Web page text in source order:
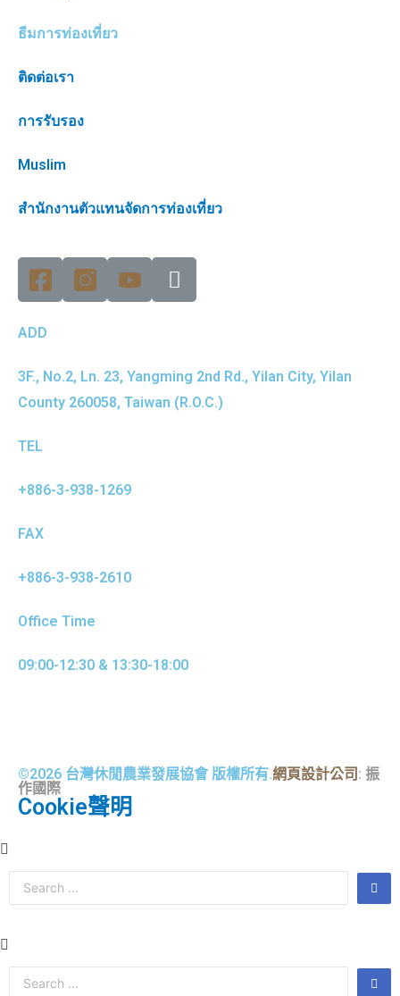
ธีมการท่องเที่ยว
ติดต่อเรา
การรับรอง
Muslim
สำนักงานตัวแทนจัดการท่องเที่ยว
ADD
3F., No.2, Ln. 23, Yangming 2nd Rd., Yilan City, Yilan
County 260058, Taiwan (R.O.C.)
TEL
+886-3-938-1269
FAX
+886-3-938-2610
Office Time
09:00-12:30 & 13:30-18:00
©2026 台灣休閒農業發展協會 版權所有.網頁設計公司 : 振
作國際
Cookie聲明